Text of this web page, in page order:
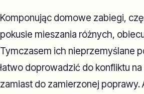
Komponując domowe zabiegi,
pokusie mieszania różnych,
Tymczasem ich nieprzemyślane
łatwo doprowadzić do konfliktu
zamiast do zamierzonej poprawy.